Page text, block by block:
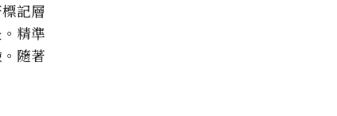
記層
精準
隨著